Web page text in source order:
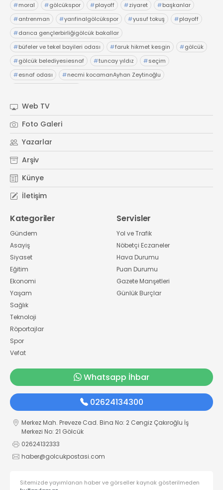
#moral #gölcükspor #playoff #ziyaret #başkanlar
#antrenman #yarıfinalgölcükspor #yusuf tokuş #playoff
#darıca gençlerbirliğigölcük bakallar
#büfeler ve tekel bayileri odası #faruk hikmet kesgin #gölcük
#gölcük belediyesiesnaf #tuncay yıldız #seçim
#esnaf odası #necmi kocamanAyhan Zeytinoğlu
Web TV
Foto Galeri
Yazarlar
Arşiv
Künye
İletişim
Kategoriler
Gündem
Asayiş
Siyaset
Eğitim
Ekonomi
Yaşam
Sağlık
Teknoloji
Röportajlar
Spor
Vefat
Servisler
Yol ve Trafik
Nöbetçi Eczaneler
Hava Durumu
Puan Durumu
Gazete Manşetleri
Günlük Burçlar
Whatsapp İhbar
02624134300
Merkez Mah. Preveze Cad. Bina No: 2 Cengiz Çakıroğlu İş
Merkezi No: 21 Gölcük
02624132333
haber@golcukpostasi.com
Sitemizde yayımlanan haber ve görseller kaynak gösterilmeden